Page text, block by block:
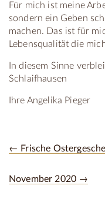
Für mich ist meine
sondern ein Geben
machen. Das ist für
Lebensqualität die
In diesem Sinne
Schlaifhausen
Ihre Angelika Pieger
← Frische
November 2020 →